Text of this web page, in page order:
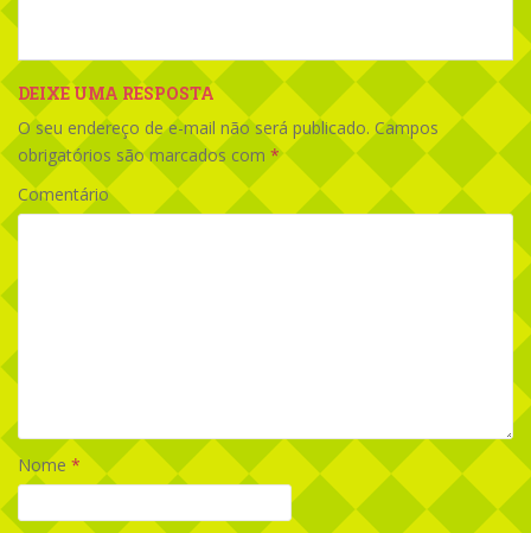
DEIXE UMA RESPOSTA
O seu endereço de e-mail não será publicado. Campos
obrigatórios são marcados com *
Comentário
Nome *